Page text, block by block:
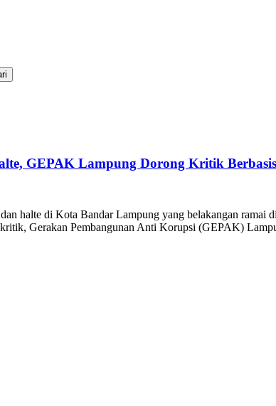
GEPAK Lampung Dorong Kritik
halte di Kota Bandar Lampung yang belakangan
Gerakan Pembangunan Anti Korupsi (GEPAK)